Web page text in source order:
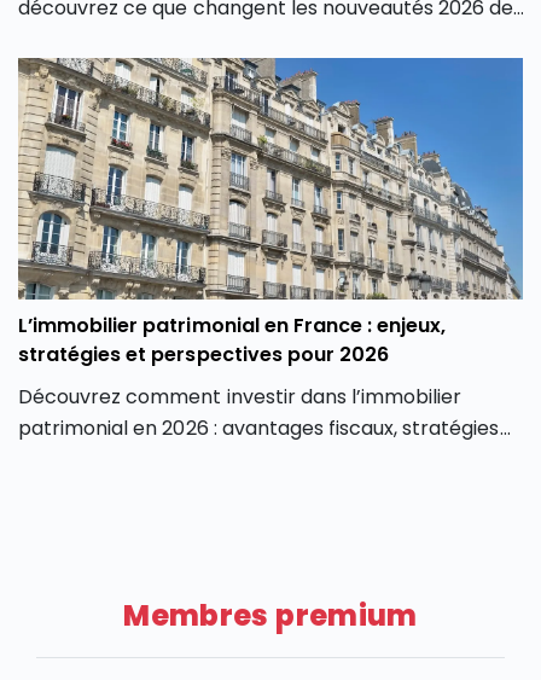
découvrez ce que changent les nouveautés 2026 de
L’immobilier patrimonial en France : enjeux,
stratégies et perspectives pour 2026
Découvrez comment investir dans l’immobilier
patrimonial en 2026 : avantages fiscaux, stratégies
Membres premium